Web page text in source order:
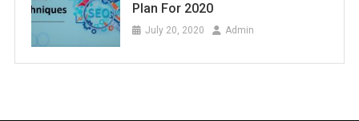
Plan For 2020
July 20, 2020 Admin